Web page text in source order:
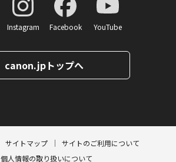
Instagram Facebook YouTube
canon.jpトップへ
サイトマップ
サイトのご利用について
個人情報の取り扱いについて